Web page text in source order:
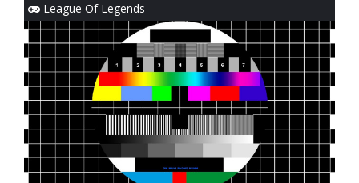
League Of Legends